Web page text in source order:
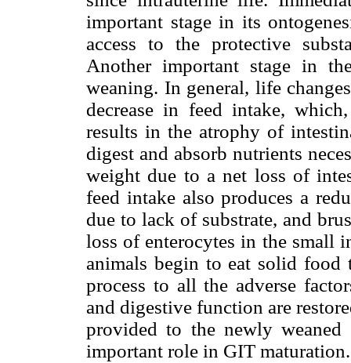
important stage in its
access to the protective
Another important stage in
weaning. In general, life
decrease in feed intake,
results in the atrophy of
digest and absorb nutrients
weight due to a net loss of
feed intake also produces a
due to lack of substrate, and
loss of enterocytes in the small
animals begin to eat solid food
process to all the adverse
and digestive function are
provided to the newly
important role in GIT maturation.